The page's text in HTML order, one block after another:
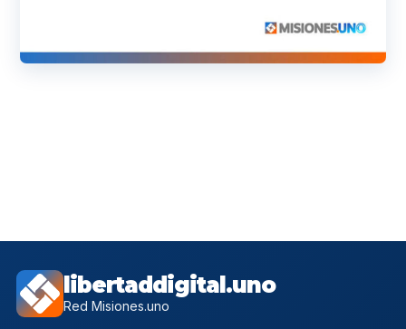
libertaddigital.uno
Red Misiones.uno